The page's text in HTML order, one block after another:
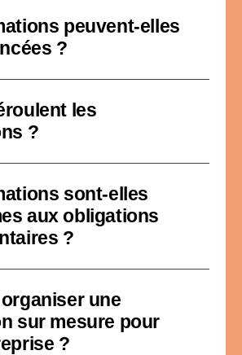
peuvent-elles
?
les
?
sont-elles
aux obligations
?
une
sur mesure pour
?